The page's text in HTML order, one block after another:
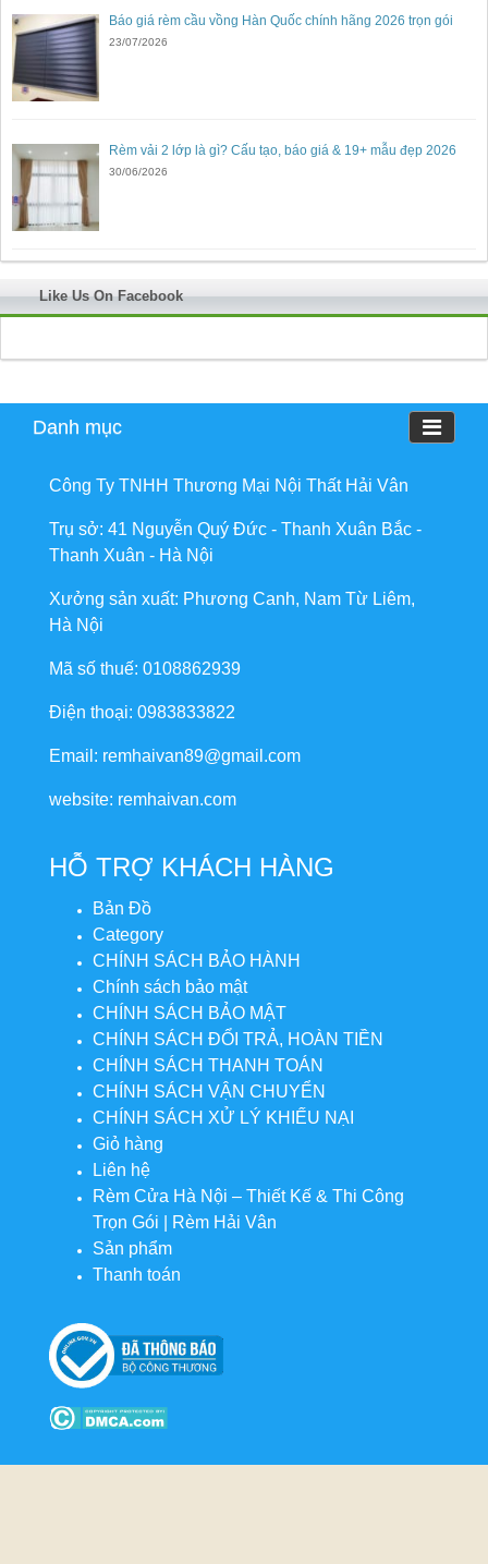
Báo giá rèm cầu vồng Hàn Quốc chính hãng 2026 trọn gói
23/07/2026
Rèm vải 2 lớp là gì? Cấu tạo, báo giá & 19+ mẫu đẹp 2026
30/06/2026
Like Us On Facebook
Danh mục
Công Ty TNHH Thương Mại Nội Thất Hải Vân
Trụ sở: 41 Nguyễn Quý Đức - Thanh Xuân Bắc -
Thanh Xuân - Hà Nội
Xưởng sản xuất: Phương Canh, Nam Từ Liêm,
Hà Nội
Mã số thuế: 0108862939
Điện thoại: 0983833822
Email: remhaivan89@gmail.com
website: remhaivan.com
HỖ TRỢ KHÁCH HÀNG
Bản Đồ
Category
CHÍNH SÁCH BẢO HÀNH
Chính sách bảo mật
CHÍNH SÁCH BẢO MẬT
CHÍNH SÁCH ĐỔI TRẢ, HOÀN TIỀN
CHÍNH SÁCH THANH TOÁN
CHÍNH SÁCH VẬN CHUYỂN
CHÍNH SÁCH XỬ LÝ KHIẾU NẠI
Giỏ hàng
Liên hệ
Rèm Cửa Hà Nội – Thiết Kế & Thi Công
Trọn Gói | Rèm Hải Vân
Sản phẩm
Thanh toán